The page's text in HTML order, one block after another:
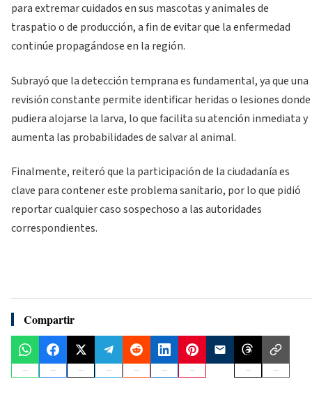
para extremar cuidados en sus mascotas y animales de
traspatio o de producción, a fin de evitar que la enfermedad
continúe propagándose en la región.
Subrayó que la detección temprana es fundamental, ya que una
revisión constante permite identificar heridas o lesiones donde
pudiera alojarse la larva, lo que facilita su atención inmediata y
aumenta las probabilidades de salvar al animal.
Finalmente, reiteró que la participación de la ciudadanía es
clave para contener este problema sanitario, por lo que pidió
reportar cualquier caso sospechoso a las autoridades
correspondientes.
Compartir